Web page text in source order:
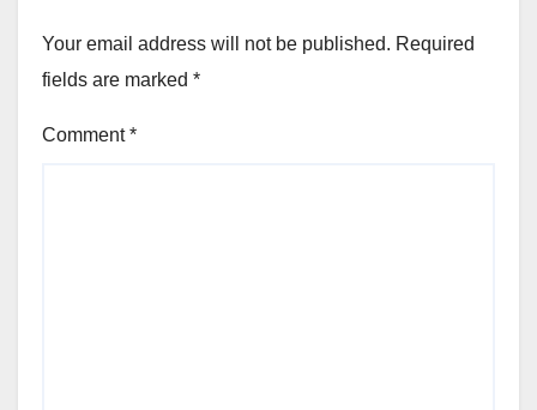
Your email address will not be published. Required
fields are marked *
Comment*